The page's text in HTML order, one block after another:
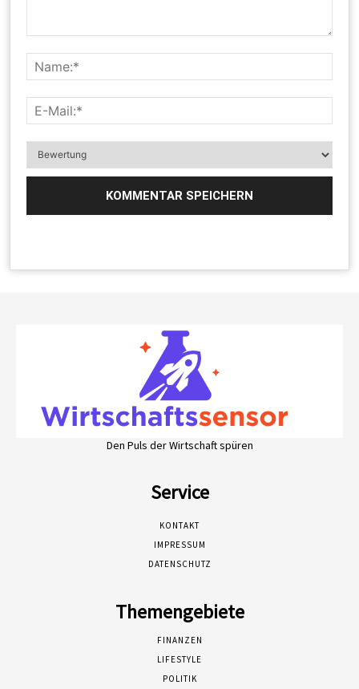
Den Puls der Wirtschaft spüren
Service
KONTAKT
IMPRESSUM
DATENSCHUTZ
Themengebiete
FINANZEN
LIFESTYLE
POLITIK